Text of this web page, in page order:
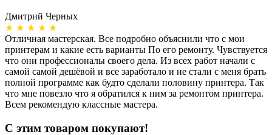
Дмитрий Черных
★ ★ ★ ★ ★
Отличная мастерская. Все подробно объяснили что с мои
принтерам и какие есть варианты По его ремонту. Чувствуется
что они профессионалы своего дела. Из всех работ начали с
самой самой дешёвой и все заработало и не стали с меня брать
полной программе как будто сделали половину принтера. Так
что мне повезло что я обратился к ним за ремонтом принтера.
Всем рекомендую классные мастера.
С этим товаром покупают!